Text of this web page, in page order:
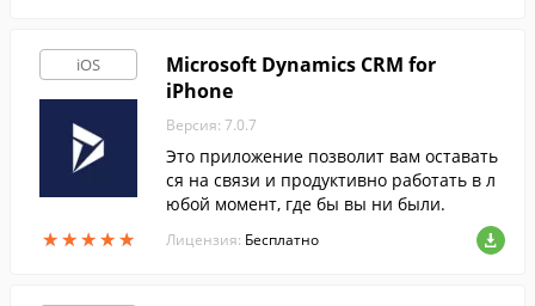
iOS
★★★★★
★★★★★
Microsoft Dynamics CRM for
iPhone
Версия: 7.0.7
Это приложение позволит вам оставать
ся на связи и продуктивно работать в л
юбой момент, где бы вы ни были.
Лицензия: Бесплатно